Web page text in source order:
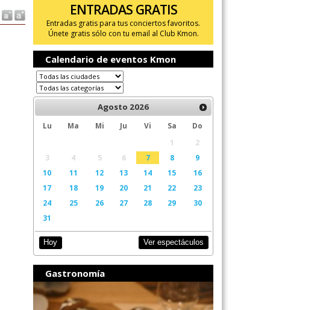
ENTRADAS GRATIS
Entradas gratis para tus conciertos favoritos.
Únete gratis sólo con tu email al Club Kmon.
Calendario de eventos Kmon
Agosto 2026
Lu Ma Mi Ju Vi Sa
Do
1
2
3
4 5 6 7 8
9
10
11 12 13 14 15
16
17
18 19 20 21 22
23
24
25 26 27 28 29
30
31
Hoy Ver espectáculos
Gastronomía